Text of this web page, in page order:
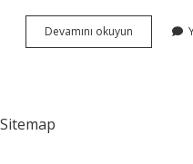
Devamını okuyun Seftaliden
Soguk
Sitemap